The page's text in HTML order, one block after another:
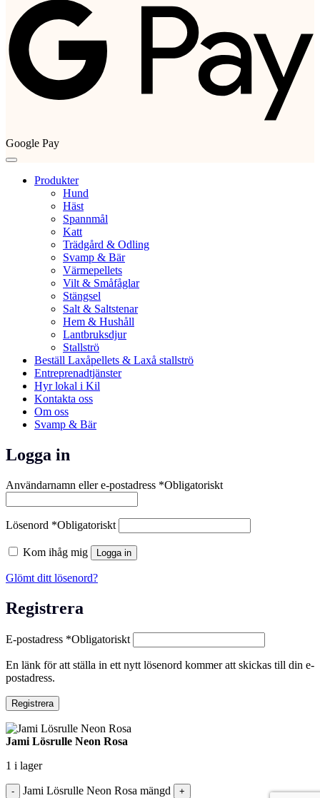
Google Pay
Produkter
Hund
Häst
Spannmål
Katt
Trädgård & Odling
Svamp & Bär
Värmepellets
Vilt & Småfåglar
Stängsel
Salt & Saltstenar
Hem & Hushåll
Lantbruksdjur
Stallströ
Beställ Laxåpellets & Laxå stallströ
Entreprenadtjänster
Hyr lokal i Kil
Kontakta oss
Om oss
Svamp & Bär
Logga in
Användarnamn eller e-postadress *Obligatoriskt
Lösenord *Obligatoriskt
Kom ihåg mig Logga in
Glömt ditt lösenord?
Registrera
E-postadress *Obligatoriskt
En länk för att ställa in ett nytt lösenord kommer att skickas till din e-
postadress.
Registrera
Jami Lösrulle Neon Rosa
1 i lager
Jami Lösrulle Neon Rosa mängd